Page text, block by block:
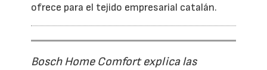
ofrece para el tejido empresarial catalán.
Bosch Home Comfort explica las